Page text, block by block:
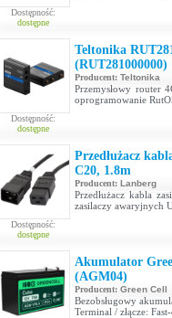
Dostępność:
dostępne
Dostępność:
dostępne
Teltonika
(RUT281000000)
Producent: Teltonika
Przemysłowy router
oprogramowanie
Dostępność:
dostępne
Przedłużacz
C20, 1.8m
Producent: Lanberg
Przedłużacz kabla
zasilaczy awaryjnych
Akumulator
(AGM04)
Producent: Green Cell
Bezobsługowy
Terminal / złącze: